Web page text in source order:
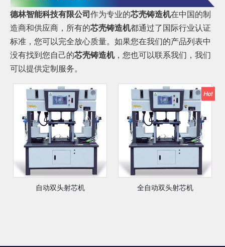
德林智能科技有限公司作为专业的芯壳铸造机在中国的制
造商和供应商，所有的芯壳铸造机都通过了国际行业认证
标准，您可以完全放心质量。如果您在我们的产品列表中
没有找到您自己的芯壳铸造机，您也可以联系我们，我们
可以提供定制服务。
自动双头射芯机 全自动双头射芯机